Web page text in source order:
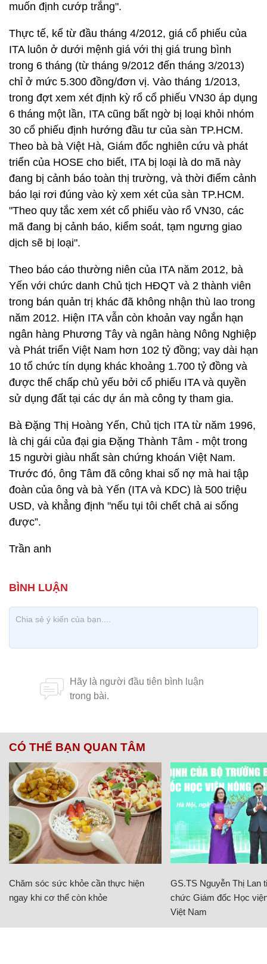
muốn định cướp trắng".
Thực tế, kể từ đầu tháng 4/2012, giá cổ phiếu của
ITA luôn ở dưới mệnh giá với thị giá trung bình
trong 6 tháng (từ tháng 9/2012 đến tháng 3/2013)
chỉ ở mức 5.300 đồng/đơn vị. Vào tháng 1/2013,
trong đợt xem xét định kỳ rổ cổ phiếu VN30 áp dụng
6 tháng một lần, ITA cũng bất ngờ bị loại khỏi nhóm
30 cổ phiếu định hướng đầu tư của sàn TP.HCM.
Theo bà bà Việt Hà, Giám đốc nghiên cứu và phát
triển của HOSE cho biết, ITA bị loại là do mã này
đang bị cảnh báo toàn thị trường, và thời điểm cảnh
báo lại rơi đúng vào kỳ xem xét của sàn TP.HCM.
"Theo quy tắc xem xét cổ phiếu vào rổ VN30, các
mã đang bị cảnh báo, kiểm soát, tạm ngưng giao
dịch sẽ bị loại".
Theo báo cáo thường niên của ITA năm 2012, bà
Yến với chức danh Chủ tịch HĐQT và 2 thành viên
trong bán quản trị khác đã không nhận thù lao trong
năm 2012. Hiện ITA vẫn còn khoản vay ngắn hạn
ngân hàng Phương Tây và ngân hàng Nông Nghiệp
và Phát triển Việt Nam hơn 102 tỷ đồng; vay dài hạn
10 tổ chức tín dụng khác khoảng 1.700 tỷ đồng và
được thế chấp chủ yếu bởi cổ phiếu ITA và quyền
sử dụng đất tại các dự án mà công ty tham gia.
Bà Đặng Thị Hoàng Yến, Chủ tịch ITA từ năm 1996,
là chị gái của đại gia Đặng Thành Tâm - một trong
15 người giàu nhất sàn chứng khoán Việt Nam.
Trước đó, ông Tâm đã công khai số nợ mà hai tập
đoàn của ông và bà Yến (ITA và KDC) là 500 triệu
USD, và khẳng định "nếu tụi tôi chết chả ai sống
được”.
Trần anh
CÓ THỂ BẠN QUAN TÂM
Chăm sóc sức khỏe cần thực hiện
ngay khi cơ thể còn khỏe
GS.TS Nguyễn Thị Lan
chức Giám đốc Học
Việt Nam